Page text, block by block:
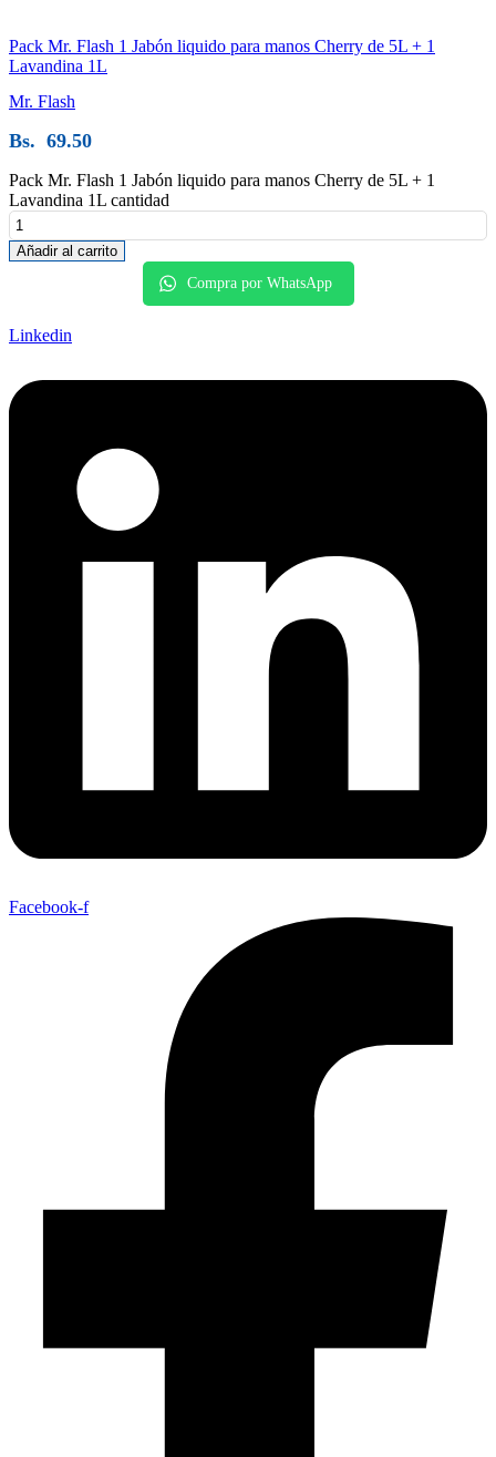
Pack Mr. Flash 1 Jabón liquido para manos Cherry de 5L + 1
Lavandina 1L
Mr. Flash
Bs. 69.50
Pack Mr. Flash 1 Jabón liquido para manos Cherry de 5L + 1
Lavandina 1L cantidad
Añadir al carrito
Compra por WhatsApp
Linkedin
Facebook-f